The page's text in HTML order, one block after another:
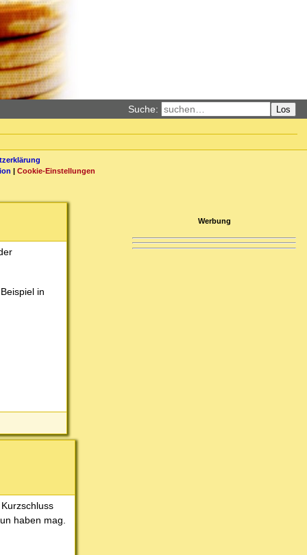
Suche: Los
| Cookie-Einstellungen
in
haben mag.
Werbung